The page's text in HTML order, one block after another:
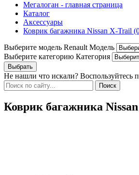
Мегалоган - главная страница
Каталог
Аксессуары
Коврик багажника Nissan X-Trail
Выберите модель Renault Модель
Выберите категорию Категория
Не нашли что искали? Воспользуйтесь
Коврик багажника